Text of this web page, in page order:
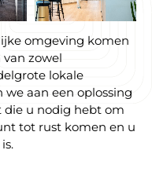
omgeving komen
zowel
lokale
aan een oplossing
u nodig hebt om
tot rust komen en u